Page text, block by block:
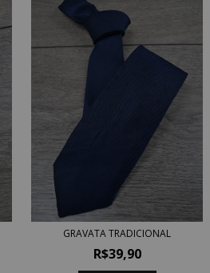
GRAVATA TRADICIONAL
R$39,90